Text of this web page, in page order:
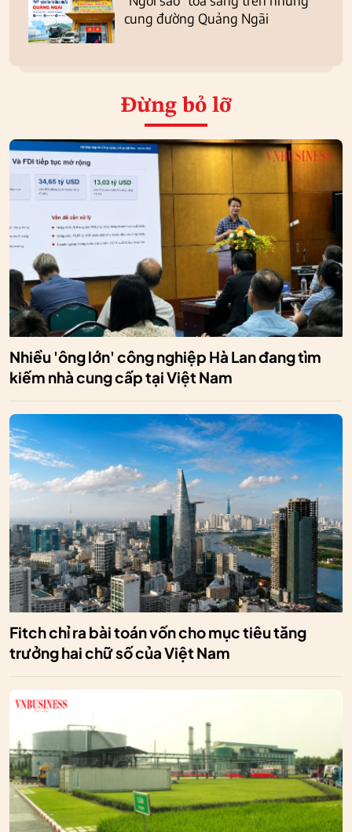
cung đường Quảng Ngãi
Đừng bỏ lỡ
Nhiều 'ông lớn' công nghiệp Hà Lan đang tìm
kiếm nhà cung cấp tại Việt Nam
Fitch chỉ ra bài toán vốn cho mục tiêu tăng
trưởng hai chữ số của Việt Nam